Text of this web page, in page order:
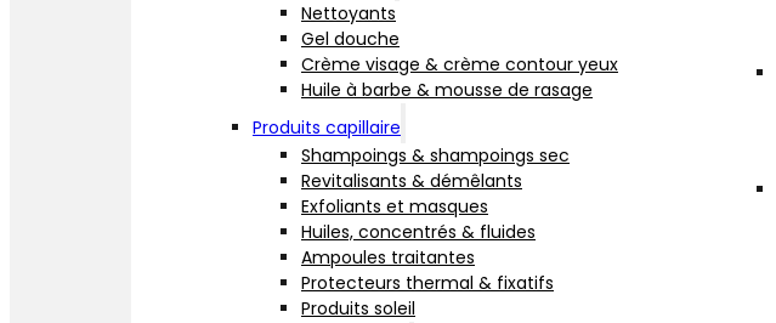
Nettoyants
Gel douche
Crème visage & crème contour yeux
Huile à barbe & mousse de rasage
Produits capillaire
Shampoings & shampoings sec
Revitalisants & démêlants
Exfoliants et masques
Huiles, concentrés & fluides
Ampoules traitantes
Protecteurs thermal & fixatifs
Produits soleil